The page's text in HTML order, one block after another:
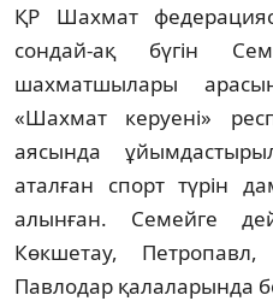
ҚР Шахмат
сондай-ақ бүгін
шахматшылары
«Шахмат керуені»
аясында
аталған спорт түрін
алынған. Семейге
Көкшетау,
Павлодар қалаларында